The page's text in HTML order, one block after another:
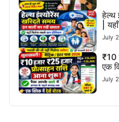
हेल्थ
|
July
₹10
एक
July